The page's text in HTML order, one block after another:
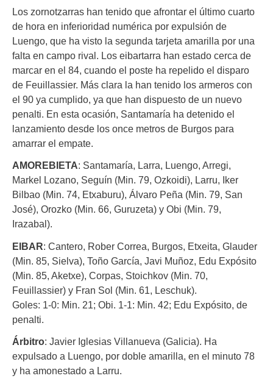
Los zornotzarras han tenido que afrontar el último cuarto
de hora en inferioridad numérica por expulsión de
Luengo, que ha visto la segunda tarjeta amarilla por una
falta en campo rival. Los eibartarra han estado cerca de
marcar en el 84, cuando el poste ha repelido el disparo
de Feuillassier. Más clara la han tenido los armeros con
el 90 ya cumplido, ya que han dispuesto de un nuevo
penalti. En esta ocasión, Santamaría ha detenido el
lanzamiento desde los once metros de Burgos para
amarrar el empate.
AMOREBIETA: Santamaría, Larra, Luengo, Arregi,
Markel Lozano, Seguín (Min. 79, Ozkoidi), Larru, Iker
Bilbao (Min. 74, Etxaburu), Álvaro Peña (Min. 79, San
José), Orozko (Min. 66, Guruzeta) y Obi (Min. 79,
Irazabal).
EIBAR: Cantero, Rober Correa, Burgos, Etxeita, Glauder
(Min. 85, Sielva), Toño García, Javi Muñoz, Edu Expósito
(Min. 85, Aketxe), Corpas, Stoichkov (Min. 70,
Feuillassier) y Fran Sol (Min. 61, Leschuk).
Goles: 1-0: Min. 21; Obi. 1-1: Min. 42; Edu Expósito, de
penalti.
Árbitro: Javier Iglesias Villanueva (Galicia). Ha
expulsado a Luengo, por doble amarilla, en el minuto 78
y ha amonestado a Larru.